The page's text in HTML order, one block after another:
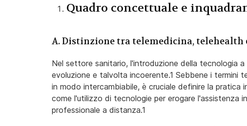
Quadro concettuale e
A. Distinzione tra telemedicina, telehealth
Nel settore sanitario, l'introduzione della tecnologia
evoluzione e talvolta incoerente.1 Sebbene i termini
in modo intercambiabile, è cruciale definire la
come l'utilizzo di tecnologie per erogare l'assistenza
professionale a distanza.1